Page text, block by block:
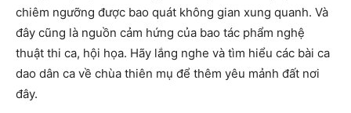
chiêm ngưỡng được bao quát không gian xung quanh. Và
đây cũng là nguồn cảm hứng của bao tác phẩm nghệ
thuật thi ca, hội họa. Hãy lắng nghe và tìm hiểu các bài ca
dao dân ca về chùa thiên mụ để thêm yêu mảnh đất nơi
đây.